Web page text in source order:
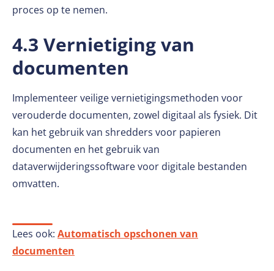
proces op te nemen.
4.3 Vernietiging van
documenten
Implementeer veilige vernietigingsmethoden voor
verouderde documenten, zowel digitaal als fysiek. Dit
kan het gebruik van shredders voor papieren
documenten en het gebruik van
dataverwijderingssoftware voor digitale bestanden
omvatten.
Lees ook: Automatisch opschonen van
documenten